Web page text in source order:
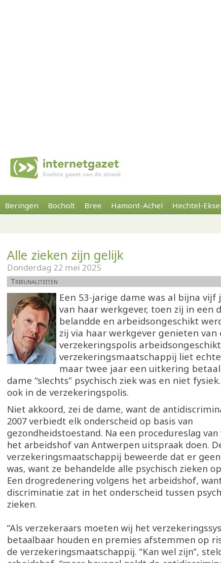
Beringen Bocholt Bree Hamont-Achel Hechtel-
Alle zieken zijn gelijk
Donderdag 22 mei 2025
Tribunaliteiten
Een 53-jarige dame was al bijna vijf
van haar werkgever, toen zij in een
belandde en arbeidsongeschikt
zij via haar werkgever genieten van
verzekeringspolis
verzekeringsmaatschappij liet
maar twee jaar een uitkering
dame “slechts” psychisch ziek was en niet
ook in de verzekeringspolis.
Niet akkoord, zei de dame, want de
2007 verbiedt elk onderscheid op basis van
gezondheidstoestand. Na een procedureslag
het arbeidshof van Antwerpen uitspraak doen.
verzekeringsmaatschappij beweerde dat er
was, want ze behandelde alle psychisch zieken
Een drogredenering volgens het arbeidshof,
discriminatie zat in het onderscheid tussen
zieken.
“Als verzekeraars moeten wij het
betaalbaar houden en premies afstemmen op
de verzekeringsmaatschappij. “Kan wel zijn”,